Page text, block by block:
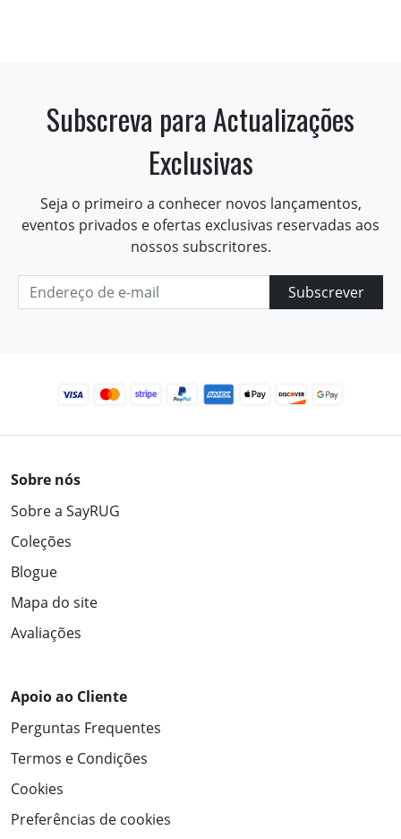
Subscreva para Actualizações
Exclusivas
Seja o primeiro a conhecer novos lançamentos,
eventos privados e ofertas exclusivas reservadas aos
nossos subscritores.
Subscrever
Sobre nós
Sobre a SayRUG
Coleções
Blogue
Mapa do site
Avaliações
Apoio ao Cliente
Perguntas Frequentes
Termos e Condições
Cookies
Preferências de cookies